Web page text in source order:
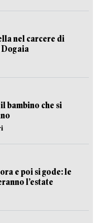
nel carcere di
Dogaia
bambino che si
e poi si gode: le
l’estate